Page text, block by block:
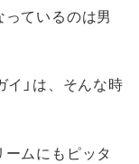
ているのは男
イ」は、そんな時
ムにもピッタ